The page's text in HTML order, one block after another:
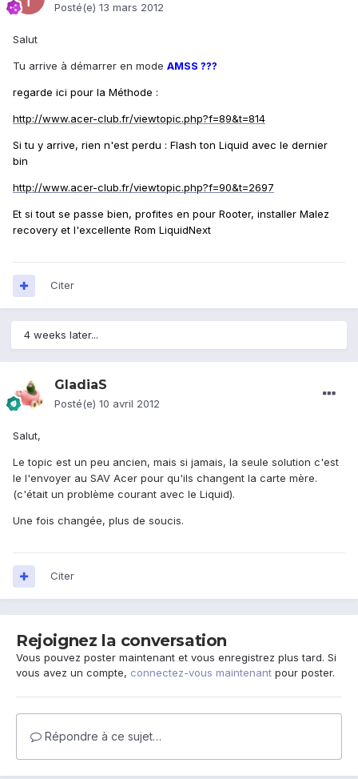
Posté(e) 13 mars 2012
Salut
Tu arrive à démarrer en mode AMSS ???
regarde ici pour la Méthode :
http://www.acer-club.fr/viewtopic.php?f=89&t=814
Si tu y arrive, rien n'est perdu : Flash ton Liquid avec le dernier
bin
http://www.acer-club.fr/viewtopic.php?f=90&t=2697
Et si tout se passe bien, profites en pour Rooter, installer Malez
recovery et l'excellente Rom LiquidNext
Citer
4 weeks later...
GladiaS
Posté(e) 10 avril 2012
Salut,
Le topic est un peu ancien, mais si jamais, la seule solution c'est
le l'envoyer au SAV Acer pour qu'ils changent la carte mère.
(c'était un problème courant avec le Liquid).
Une fois changée, plus de soucis.
Citer
Rejoignez la conversation
Vous pouvez poster maintenant et vous enregistrez plus tard. Si
vous avez un compte, connectez-vous maintenant pour poster.
Répondre à ce sujet…